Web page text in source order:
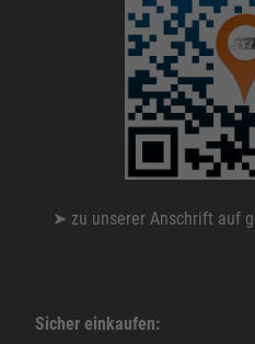
➤ zu unserer Anschrift auf
Sicher einkaufen: